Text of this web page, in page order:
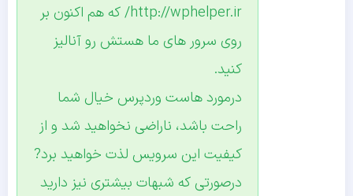
http://wphelper.ir/ که هم اکنون بر
روی سرور های ما هستش رو آنالیز
کنید.
درمورد هاست وردپرس خیال شما
راحت باشد، ناراضی نخواهید شد و از
کیفیت این سرویس لذت خواهید برد?
درصورتی که شبهات بیشتری نیز دارید